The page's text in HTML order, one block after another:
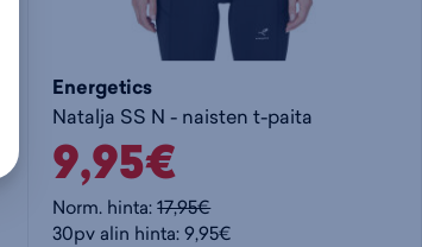
s
k
o
o
r
i
t
e
Energetics
Natalja SS N - naisten t-paita
9,95€
Norm. hinta:17,95€
30pv alin hinta: 9,95€